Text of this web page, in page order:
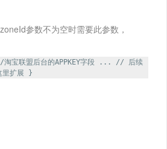
参数不为空时需要此参数，
联盟后台的APPKEY字段 ... // 后续
里扩展 }